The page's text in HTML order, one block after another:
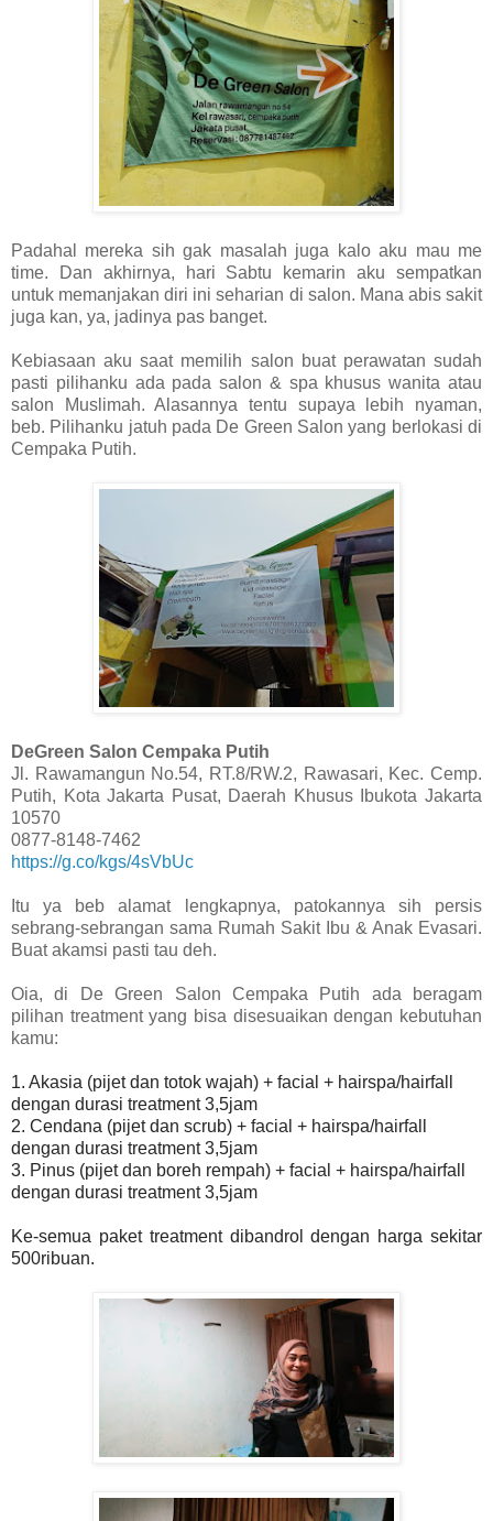
Padahal mereka sih gak masalah juga kalo aku mau me
time. Dan akhirnya, hari Sabtu kemarin aku sempatkan
untuk memanjakan diri ini seharian di salon. Mana abis sakit
juga kan, ya, jadinya pas banget.
Kebiasaan aku saat memilih salon buat perawatan sudah
pasti pilihanku ada pada salon & spa khusus wanita atau
salon Muslimah. Alasannya tentu supaya lebih nyaman,
beb. Pilihanku jatuh pada De Green Salon yang berlokasi di
Cempaka Putih.
DeGreen Salon Cempaka Putih
Jl. Rawamangun No.54, RT.8/RW.2, Rawasari, Kec. Cemp.
Putih, Kota Jakarta Pusat, Daerah Khusus Ibukota Jakarta
10570
0877-8148-7462
https://g.co/kgs/4sVbUc
Itu ya beb alamat lengkapnya, patokannya sih persis
sebrang-sebrangan sama Rumah Sakit Ibu & Anak Evasari.
Buat akamsi pasti tau deh.
Oia, di De Green Salon Cempaka Putih ada beragam
pilihan treatment yang bisa disesuaikan dengan kebutuhan
kamu:
1. Akasia (pijet dan totok wajah) + facial + hairspa/hairfall
dengan durasi treatment 3,5jam
2. Cendana (pijet dan scrub) + facial + hairspa/hairfall
dengan durasi treatment 3,5jam
3. Pinus (pijet dan boreh rempah) + facial + hairspa/hairfall
dengan durasi treatment 3,5jam
Ke-semua paket treatment dibandrol dengan harga sekitar
500ribuan.